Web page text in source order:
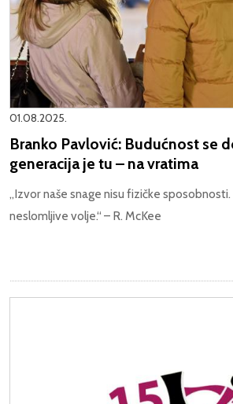
01.08.2025.
Branko Pavlović: Budućnost se
generacija je tu – na vratima
„Izvor naše snage nisu fizičke
neslomljive volje.“ – R. McKee